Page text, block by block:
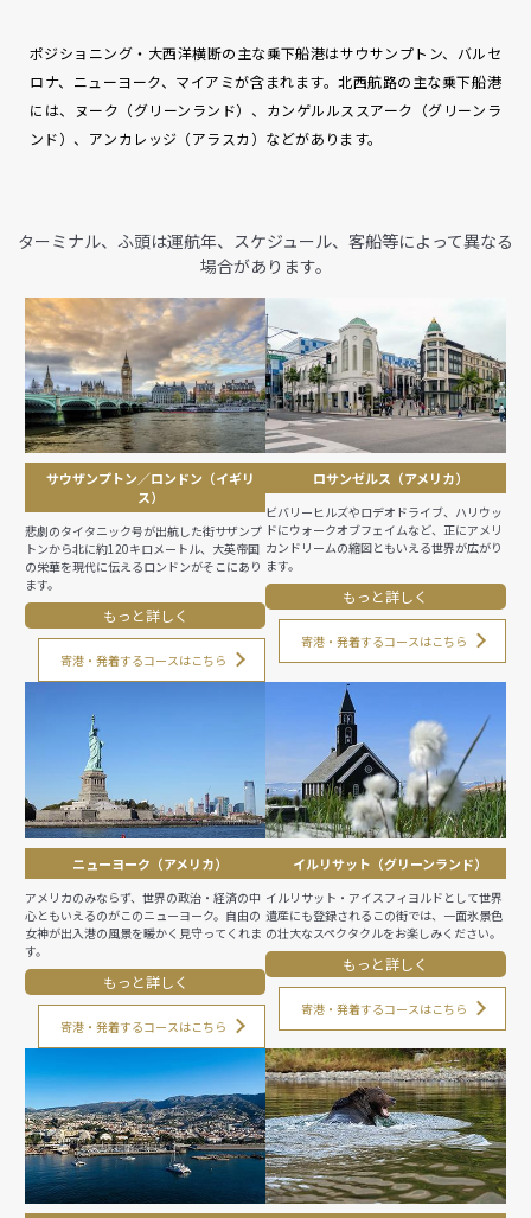
ポジショニング・大西洋横断の主な乗下船港はサウサンプトン、バルセ
ロナ、ニューヨーク、マイアミが含まれます。北西航路の主な乗下船港
には、ヌーク（グリーンランド）、カンゲルルススアーク（グリーンラ
ンド）、アンカレッジ（アラスカ）などがあります。
ターミナル、ふ頭は運航年、スケジュール、客船等によって異なる
場合があります。
サウザンプトン／ロンドン（イギリ
ス）
悲劇のタイタニック号が出航した街サザンプ
トンから北に約120キロメートル、大英帝国
の栄華を現代に伝えるロンドンがそこにあり
ます。
もっと詳しく
寄港・発着するコースはこちら
ロサンゼルス（アメリカ）
ビバリーヒルズやロデオドライブ、ハリウッ
ドにウォークオブフェイムなど、正にアメリ
カンドリームの縮図ともいえる世界が広がり
ます。
もっと詳しく
寄港・発着するコースはこちら
ニューヨーク（アメリカ）
アメリカのみならず、世界の政治・経済の中
心ともいえるのがこのニューヨーク。自由の
女神が出入港の風景を暖かく見守ってくれま
す。
もっと詳しく
寄港・発着するコースはこちら
イルリサット（グリーンランド）
イルリサット・アイスフィヨルドとして世界
遺産にも登録されるこの街では、一面氷景色
の壮大なスペクタクルをお楽しみください。
もっと詳しく
寄港・発着するコースはこちら